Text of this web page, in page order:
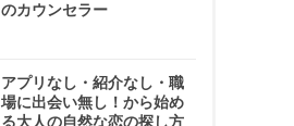
のカウンセラー
アプリなし・紹介なし・職
場に出会い無し！から始め
る大人の自然な恋の探し方